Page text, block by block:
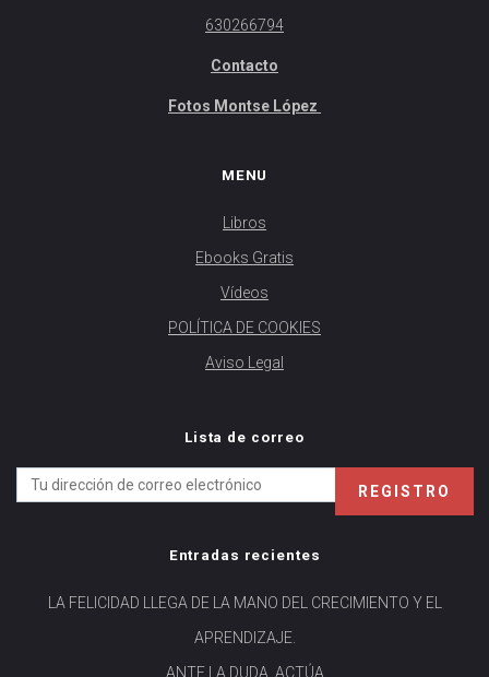
630266794
Contacto
Fotos Montse López
MENU
Libros
Ebooks Gratis
Vídeos
POLÍTICA DE COOKIES
Aviso Legal
Lista de correo
Entradas recientes
LA FELICIDAD LLEGA DE LA MANO DEL CRECIMIENTO Y EL
APRENDIZAJE.
ANTE LA DUDA, ACTÚA